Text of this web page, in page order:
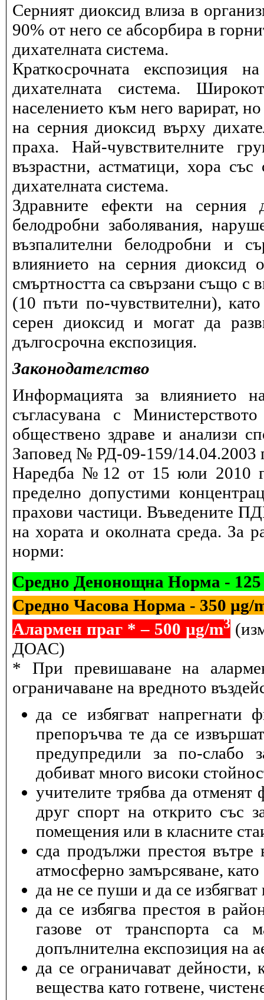
Серният диоксид влиза в
90% от него се абсорбира в
дихателната система.
Краткосрочната експозиция
дихателната система.
населението към него варират,
на серния диоксид върху
праха. Най-чувствителните
възрастни, астматици, хора
дихателната система.
Здравните ефекти на серния
белодробни заболявания,
възпалителни белодробни и
влиянието на серния диоксид
смъртността са свързани също с
(10 пъти по-чувствителни),
серен диоксид и могат да
дългосрочна експозиция.
Законодателство
Информацията за влиянието
съгласувана с
обществено здраве и анализи
Заповед № РД-09-159/14.04.2003
Наредба №12 от 15 юли 2010
пределно допустими
прахови частици. Въведените
на хората и околната среда. За
норми:
Средно Денонощна Норма - 125
Средно Часова Норма - 350 µg/
Алармен праг * – 500 µg/m3
ДОАС)
* При превишаване на
ограничаване на вредното
да се избягват напрегнати
препоръчва те да се
предупредили за по-слабо
добиват много високи
учителите трябва да отменят
друг спорт на открито със
помещения или в класните
cда продължи престоя
атмосферно замърсяване,
да не се пуши и да се
да се избягва престоя в
газове от транспорта са
допълнителна експозиция на
да се ограничават
вещества като готвене,